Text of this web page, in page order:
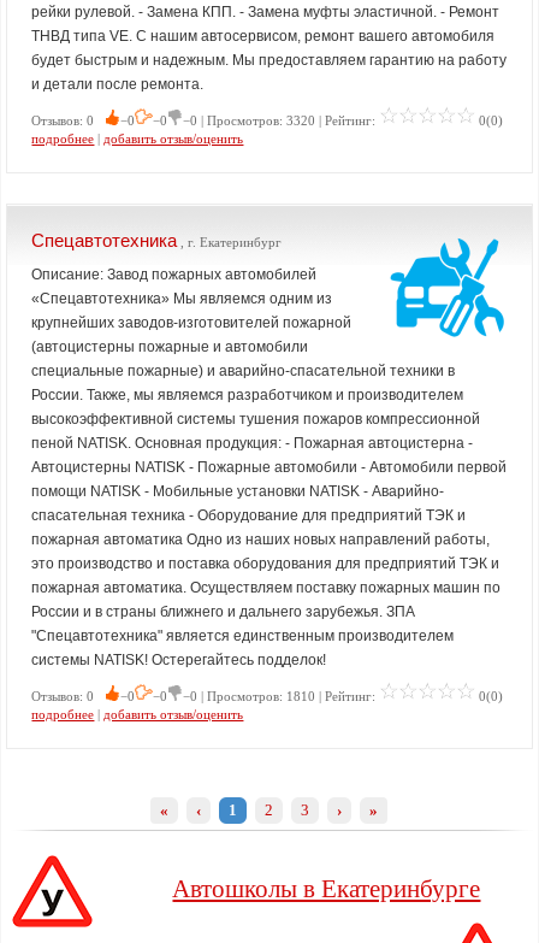
рейки рулевой. - Замена КПП. - Замена муфты эластичной. - Ремонт
ТНВД типа VE. С нашим автосервисом, ремонт вашего автомобиля
будет быстрым и надежным. Мы предоставляем гарантию на работу
и детали после ремонта.
Отзывов: 0 −0 −0 −0 | Просмотров: 3320 | Рейтинг:
0(0)
подробнее | добавить отзыв/оценить
Спецавтотехника , г. Екатеринбург
Описание: Завод пожарных автомобилей
«Спецавтотехника» Мы являемся одним из
крупнейших заводов-изготовителей пожарной
(автоцистерны пожарные и автомобили
специальные пожарные) и аварийно-спасательной техники в
России. Также, мы являемся разработчиком и производителем
высокоэффективной системы тушения пожаров компрессионной
пеной NATISK. Основная продукция: - Пожарная автоцистерна -
Автоцистерны NATISK - Пожарные автомобили - Автомобили первой
помощи NATISK - Мобильные установки NATISK - Аварийно-
спасательная техника - Оборудование для предприятий ТЭК и
пожарная автоматика Одно из наших новых направлений работы,
это производство и поставка оборудования для предприятий ТЭК и
пожарная автоматика. Осуществляем поставку пожарных машин по
России и в страны ближнего и дальнего зарубежья. ЗПА
"Спецавтотехника" является единственным производителем
системы NATISK! Остерегайтесь подделок!
Отзывов: 0 −0 −0 −0 | Просмотров: 1810 | Рейтинг:
0(0)
подробнее | добавить отзыв/оценить
« ‹ 1 2 3 › »
Автошколы в Екатеринбурге